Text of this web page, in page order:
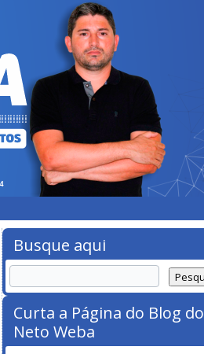
Busque aqui
Curta a Página do Blog do
Neto Weba